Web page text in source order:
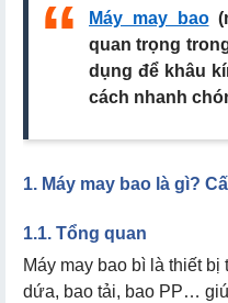
1.1. Tổng quan
1.2. Cấu tạo chính
2.2. May may bao
2.3. Phân loại máy
Máy may bao
quan trọng
dụng để khâu
cách nhanh
1. Máy may bao là gì?
1.1. Tổng quan
Máy may bao bì là thiết
dứa, bao tải, bao PP…